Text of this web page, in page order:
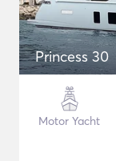
Princess 30
Motor Yacht